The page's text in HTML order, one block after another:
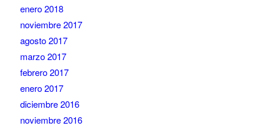
enero 2018
noviembre 2017
agosto 2017
marzo 2017
febrero 2017
enero 2017
diciembre 2016
noviembre 2016